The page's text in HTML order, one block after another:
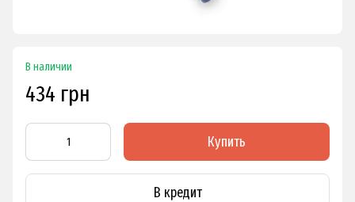
В наличии
434 грн
Купить
В кредит